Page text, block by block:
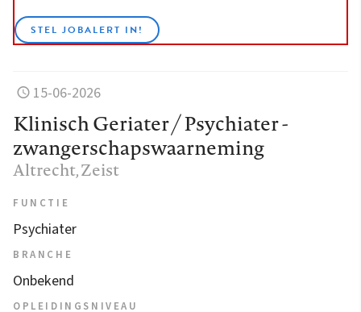
STEL JOBALERT IN!
15-06-2026
Klinisch Geriater / Psychiater -
zwangerschapswaarneming
Altrecht, Zeist
FUNCTIE
Psychiater
BRANCHE
Onbekend
OPLEIDINGSNIVEAU